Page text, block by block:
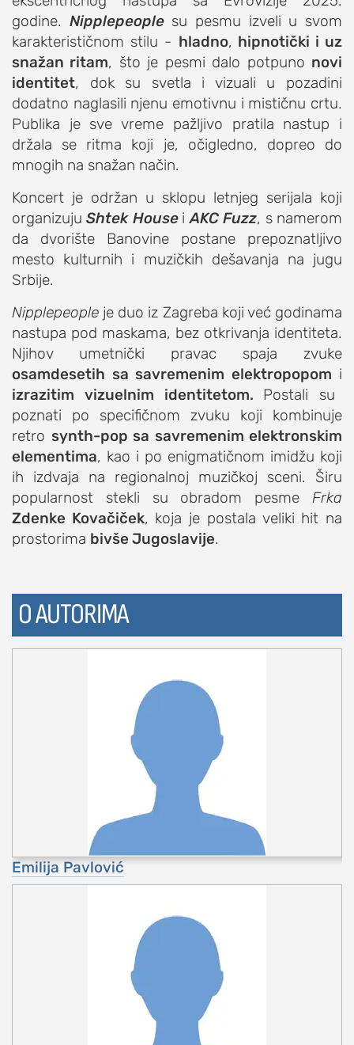
impresum
kontakt
godine. Nipplepeople su pesmu izveli u svom
karakterističnom stilu - hladno, hipnotički i uz
snažan ritam, što je pesmi dalo potpuno novi
identitet, dok su svetla i vizuali u pozadini
dodatno naglasili njenu emotivnu i mističnu crtu.
Publika je sve vreme pažljivo pratila nastup i
držala se ritma koji je, očigledno, dopreo do
mnogih na snažan način.
Koncert je održan u sklopu letnjeg serijala koji
organizujuShtek House iAKC Fuzz, s namerom
da dvorište Banovine postane prepoznatljivo
mesto kulturnih i muzičkih dešavanja na jugu
Srbije.
Nipplepeople je duo iz Zagreba koji već godinama
nastupa pod maskama, bez otkrivanja identiteta.
Njihov umetnički pravac spaja zvuke
osamdesetih sa savremenim elektropopom i
izrazitim vizuelnim identitetom. Postali su
poznati po specifičnom zvuku koji kombinuje
retro synth-pop sa savremenim elektronskim
elementima, kao i po enigmatičnom imidžu koji
ih izdvaja na regionalnoj muzičkoj sceni. Širu
popularnost stekli su obradom pesme Frka
Zdenke Kovačiček, koja je postala veliki hit na
prostorima bivše Jugoslavije.
O AUTORIMA
Emilija Pavlović